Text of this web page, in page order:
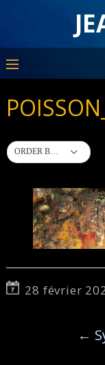
ORDER BY DEFAULT
28 février
←